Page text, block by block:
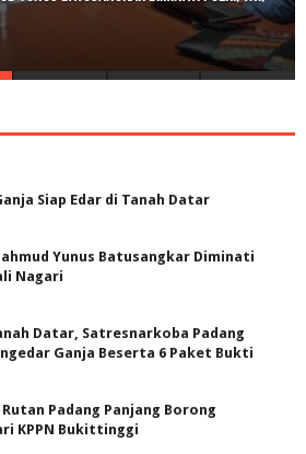
Siap Edar di Tanah Datar
Yunus Batusangkar Diminati
Nagari
Datar, Satresnarkoba Padang
Ganja Beserta 6 Paket Bukti
Padang Panjang Borong
KPPN Bukittinggi